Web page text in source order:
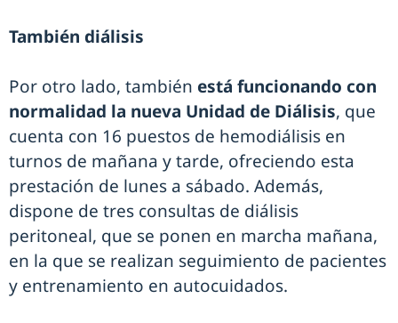
También diálisis
Por otro lado, también está funcionando con
normalidad la nueva Unidad de Diálisis, que
cuenta con 16 puestos de hemodiálisis en
turnos de mañana y tarde, ofreciendo esta
prestación de lunes a sábado. Además,
dispone de tres consultas de diálisis
peritoneal, que se ponen en marcha mañana,
en la que se realizan seguimiento de pacientes
y entrenamiento en autocuidados.